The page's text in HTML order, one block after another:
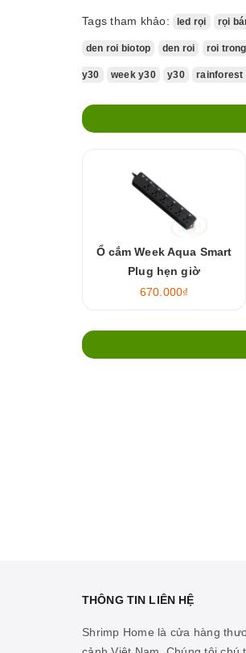
Tags tham khảo: led rọi rọi
den roi biotop den roi roi
y30 week y30 y30 rainforest
Ổ cắm Week Aqua Smart
Plug hẹn giờ
670.000₫
THÔNG TIN LIÊN HỆ
Shrimp Home là cửa hàng